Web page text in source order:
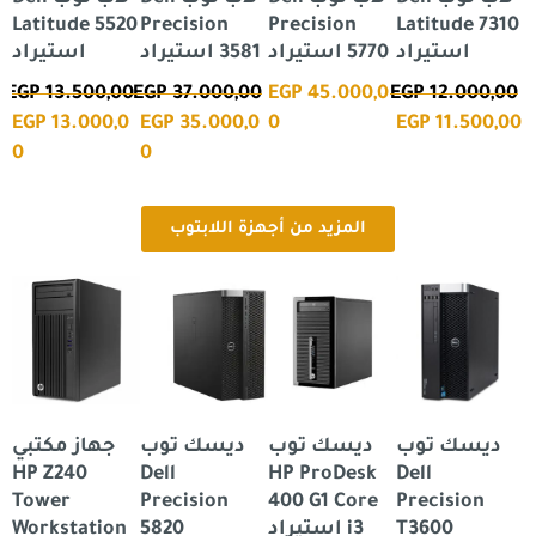
Latitude 7310
استيراد
EGP12.000,00
EGP 11.500,00
Precision
5770 استيراد
EGP 45.000,0
0
Precision
3581 استيراد
EGP37.000,00
EGP 35.000,0
0
Latitude 5520
استيراد
EGP13.500,00
EGP 13.000,0
0
المزيد من أجهزة اللابتوب
ديسك توب
Dell
Precision
T3600
ديسك توب
HP ProDesk
400 G1 Core
i3 استيراد
EGP 3.500,00.
السعر
الحالي
هو:
EGP 3.100,00.
ديسك توب
Dell
Precision
5820
السعر
الأصلي
هو:
EGP 12.000,00.
السعر
جهاز مكتبي
HP Z240
Tower
Workstation
السعر